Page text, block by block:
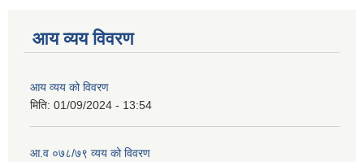
आय व्यय विवरण
आय व्यय को विवरण
मिति: 01/09/2024 - 13:54
आ.व ०७८/७९ व्यय को विवरण